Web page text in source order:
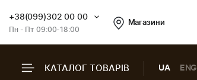
+38(099)302 00 00
Пн - Пт 09:00-18:00
Магазини
КАТАЛОГ ТОВАРІВ UA ENG